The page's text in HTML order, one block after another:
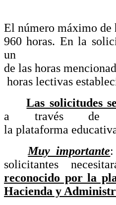
El número máximo de
960horas. En la
un
de las horas
horas lectivas
Las solicitudes se
a travésde
la plataforma
Muy importante
solicitantes
reconocido por la
Hacienda y